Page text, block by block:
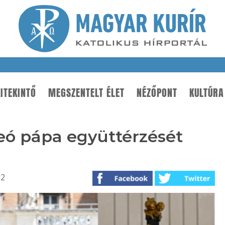
MEGSZENTELT ÉLET NÉZŐPONT KULTÚRA
pápa együttérzését